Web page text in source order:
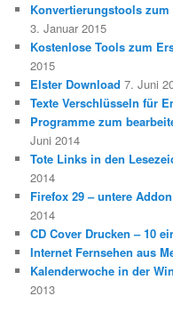
Konvertierungstools
3. Januar 2015
Kostenlose Tools zum
2015
Elster Download 7. Juni
Texte Verschlüsseln für
Programme zum
Juni 2014
Tote Links in den
2014
Firefox 29 – untere
2014
CD Cover Drucken – 10
Internet Fernsehen aus
Kalenderwoche in der
2013